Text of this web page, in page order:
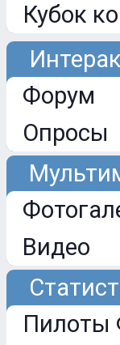
Кубок
Форум
Опросы
Видео
Пилоты